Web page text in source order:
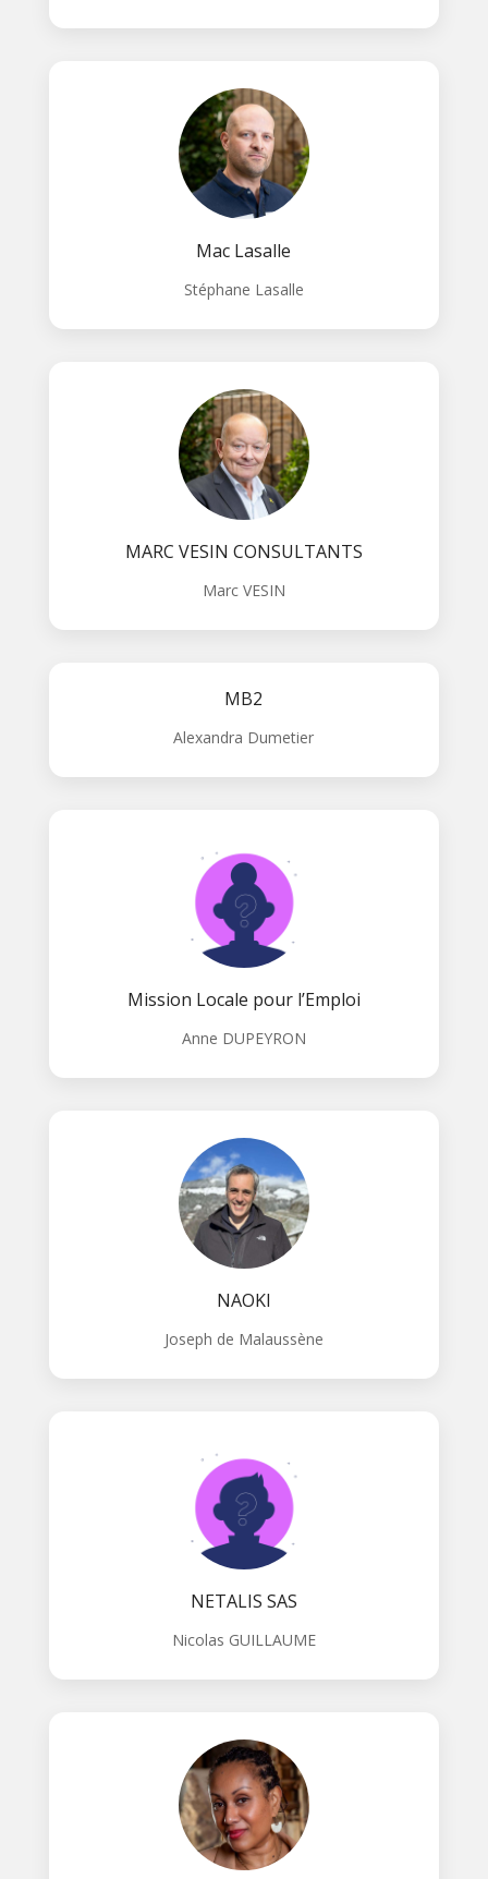
Mac Lasalle
Stéphane Lasalle
MARC VESIN CONSULTANTS
Marc VESIN
MB2
Alexandra Dumetier
Mission Locale pour l’Emploi
Anne DUPEYRON
NAOKI
Joseph de Malaussène
NETALIS SAS
Nicolas GUILLAUME